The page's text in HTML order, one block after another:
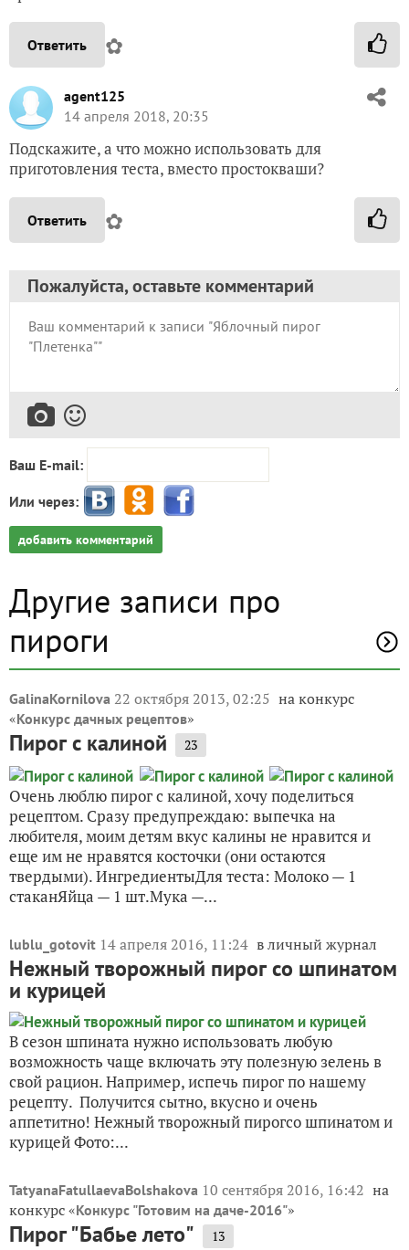
Ответить ✿
agent125
14 апреля 2018, 20:35
Подскажите, а что можно использовать для
приготовления теста, вместо простокваши?
Ответить ✿
Пожалуйста, оставьте комментарий
Ваш E-mail:
Или через:
добавить комментарий
Другие записи про
пироги
GalinaKornilova 22 октября 2013, 02:25 на конкурс
«Конкурс дачных рецептов»
Пирог с калиной 23
Очень люблю пирог с калиной, хочу поделиться
рецептом. Сразу предупреждаю: выпечка на
любителя, моим детям вкус калины не нравится и
еще им не нравятся косточки (они остаются
твердыми). ИнгредиентыДля теста: Молоко — 1
стаканЯйца — 1 шт.Мука —...
lublu_gotovit 14 апреля 2016, 11:24 в личный журнал
Нежный творожный пирог со шпинатом
и курицей
В сезон шпината нужно использовать любую
возможность чаще включать эту полезную зелень в
свой рацион. Например, испечь пирог по нашему
рецепту. Получится сытно, вкусно и очень
аппетитно! Нежный творожный пирогсо шпинатом и
курицей Фото:...
TatyanaFatullaevaBolshakova 10 сентября 2016, 16:42 на
конкурс «Конкурс "Готовим на даче-2016"»
Пирог "Бабье лето" 13